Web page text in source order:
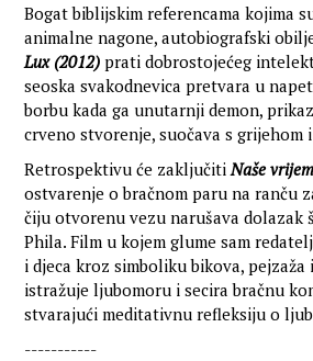
Bogat biblijskim referencama kojima
animalne nagone, autobiografski
Lux (2012) prati dobrostojećeg
seoska svakodnevica pretvara u
borbu kada ga unutarnji demon,
crveno stvorenje, suočava s grijehom
Retrospektivu će zaključitiNaše
ostvarenje o bračnom paru na ranču
čiju otvorenu vezu narušava dolazak
Phila. Film u kojem glume sam
i djeca kroz simboliku bikova, pejzaža
istražuje ljubomoru i secira bračnu
stvarajući meditativnu refleksiju o
-----------